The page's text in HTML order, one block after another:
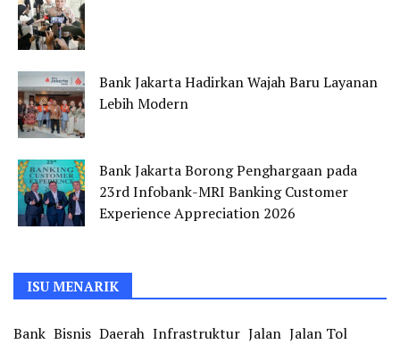
Bank Jakarta Hadirkan Wajah Baru Layanan
Lebih Modern
Bank Jakarta Borong Penghargaan pada
23rd Infobank-MRI Banking Customer
Experience Appreciation 2026
ISU MENARIK
Bank Bisnis Daerah Infrastruktur Jalan Jalan Tol